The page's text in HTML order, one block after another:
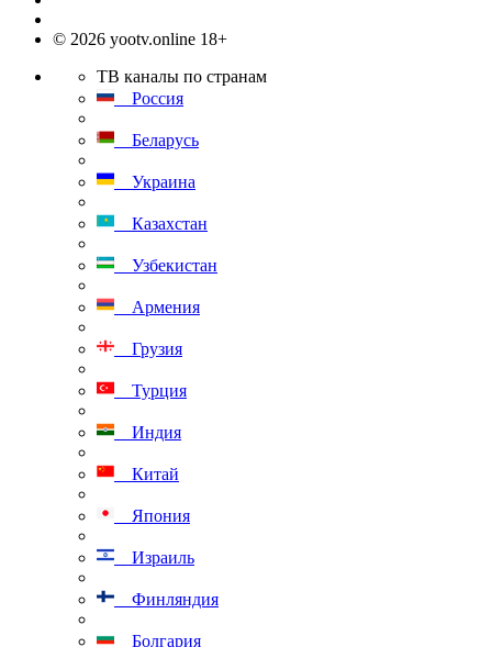
© 2026 yootv.online 18+
ТВ каналы по странам
Россия
Беларусь
Украина
Казахстан
Узбекистан
Армения
Грузия
Турция
Индия
Китай
Япония
Израиль
Финляндия
Болгария